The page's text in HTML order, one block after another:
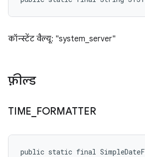
कॉन्स्टेंट वैल्यू: "system_server"
फ़ील्ड
TIME FORMATTER
public static final